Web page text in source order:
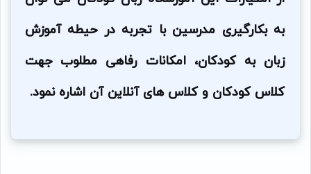
به بکارگیری مدرسین با تجربه در حیطه آموزش
زبان به کودکان، امکانات رفاهی مطلوب جهت
کلاس کودکان و کلاس های آنلاین آن اشاره نمود.